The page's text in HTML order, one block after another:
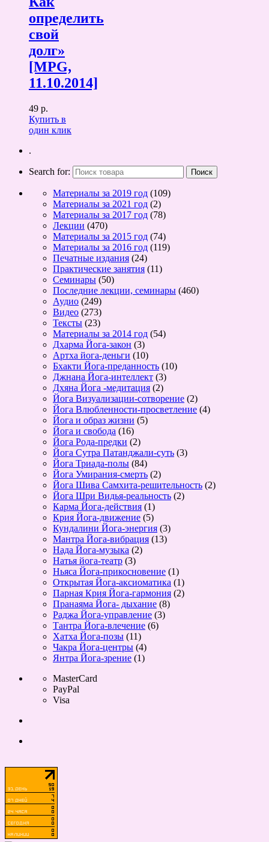
определить
свой
долг»
[MPG,
11.10.2014]
49 р.
Купить в
один клик
.
Search for:
Материалы за 2019 год (109)
Материалы за 2021 год (2)
Материалы за 2017 год (78)
Лекции (470)
Материалы за 2015 год (74)
Материалы за 2016 год (119)
Печатные издания (24)
Практические занятия (11)
Семинары (50)
Последние лекции, семинары (460)
Аудио (249)
Видео (273)
Тексты (23)
Материалы за 2014 год (54)
Дхарма Йога-закон (3)
Артха йога-деньги (10)
Бхакти Йога-преданность (10)
Джнана Йога-интеллект (3)
Дхяна Йога -медитация (2)
Йога Визуализации-сотворение (2)
Йога Влюбленности-просветление (4)
Йога и образ жизни (5)
Йога и свобода (16)
Йога Рода-предки (2)
Йога Сутра Патанджали-суть (3)
Йога Триада-полы (84)
Йога Умирания-смерть (2)
Йога Шива Самхита-решительность (2)
Йога Шри Видья-реальность (2)
Карма Йога-действия (1)
Крия Йога-движение (5)
Кундалини Йога-энергия (3)
Мантра Йога-вибрация (13)
Нада Йога-музыка (2)
Натья йога-театр (3)
Ньяса Йога-прикосновение (1)
Открытая Йога-аксиоматика (1)
Парная Крия Йога-гармония (2)
Пранаяма Йога- дыхание (8)
Раджа Йога-управление (3)
Тантра Йога-влечение (6)
Хатха Йога-позы (11)
Чакра Йога-центры (4)
Янтра Йога-зрение (1)
MasterCard
PayPal
Visa